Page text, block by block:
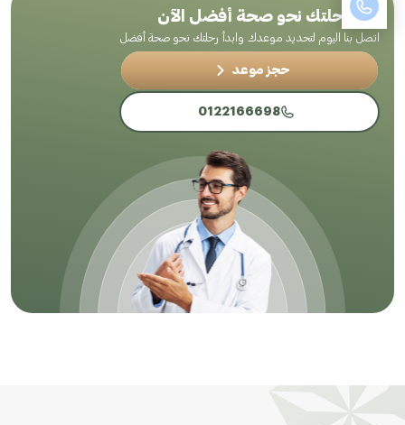
ابدأ رحلتك نحو صحة أفضل الآن
اتصل بنا اليوم لتحديد موعدك وابدأ رحلتك نحو صحة أفضل
حجز موعد
0122166698